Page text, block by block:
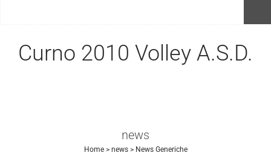
Curno 2010 Volley A.S.D.
news
Home> news> News Generiche